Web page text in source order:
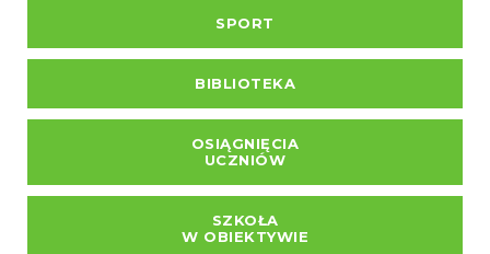
SPORT
BIBLIOTEKA
OSIĄGNIĘCIA
UCZNIÓW
SZKOŁA
W OBIEKTYWIE